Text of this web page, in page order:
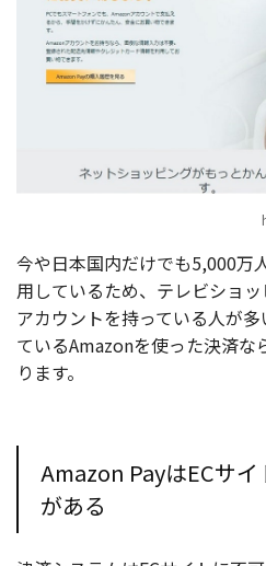
今や日本国内だけでも5,000万
用しているため、テレビショ
アカウントを持っている人が
ているAmazonを使った決済な
ります。
Amazon PayはECサ
がある